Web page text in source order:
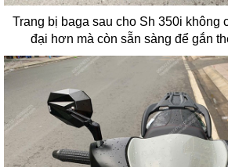
Trang bị baga sau cho Sh 350i không
đại hơn mà còn sẵn sàng để gắn